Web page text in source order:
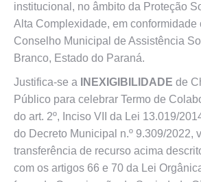
institucional, no âmbito da Proteção
Alta Complexidade, em conformidade
Conselho Municipal de Assistência
Branco, Estado do Paraná.
Justifica-se a INEXIGIBILIDADE de
Público para celebrar Termo de
do art. 2º, Inciso VII da Lei 13.019/
do Decreto Municipal n.º 9.309/2022,
transferência de recurso acima
com os artigos 66 e 70 da Lei